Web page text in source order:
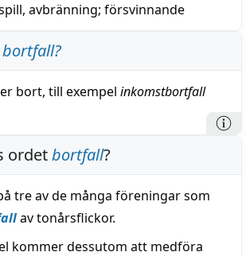
, avbränning; försvinnande
bortfall?
bort, till exempel inkomstbortfall
ordetbortfall?
tre av de många föreningar som
av tonårsflickor.
kommer dessutom att medföra